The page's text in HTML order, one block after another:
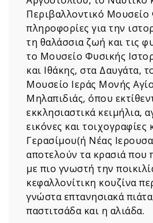
Περιβαλλοντικό
πληροφορίες για την
τη θαλάσσια ζωή και τις
το Μουσείο Φυσικής
και Ιθάκης, στα Δαυγάτα,
Μουσείο Ιεράς Μονής
Μηλαπιδιάς, όπου
εκκλησιαστικά κειμήλια,
εικόνες και
Γερασίμου(ή Νέας
αποτελούν τα κρασιά που
με πιο γνωστή την
κεφαλλονίτικη κουζίνα
γνώστα επτανησιακά
παστιτσάδα και η αλιάδα.